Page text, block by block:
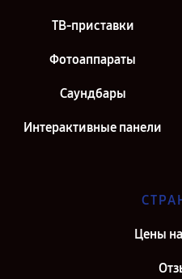
ТВ-приставки
Фотоаппараты
Саундбары
Интерактивные панели
Цены